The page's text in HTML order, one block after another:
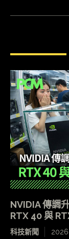
NVIDIA 傳調
RTX 40 與
科技新聞